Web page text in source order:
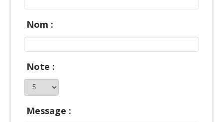
Nom :
Note :
Message :